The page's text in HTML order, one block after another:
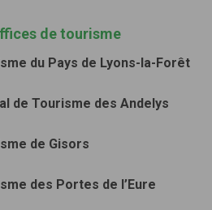
de tourisme
du Pays de Lyons-la-Forêt
de Tourisme des Andelys
de Gisors
des Portes de l’Eure